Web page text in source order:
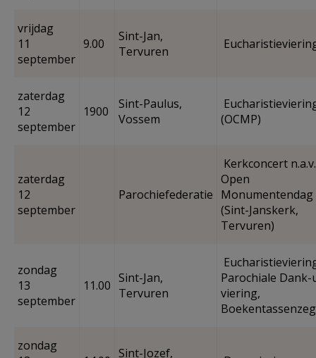
vrijdag
11
september
9.00
Sint-Jan,
Tervuren
zaterdag
12
september
1900
Sint-Paulus,
Vossem
(OCMP)
zaterdag
12
september
Parochiefederatie
Kerkconcert n.a.v.
Open
Monumentendag
(Sint-Janskerk,
Tervuren)
zondag
13
september
11.00 Sint-Jan,
Tervuren
Parochiale Dank-
viering,
zondag
Sint-Jozef,